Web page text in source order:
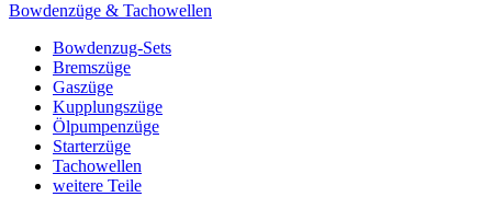
Bowdenzüge & Tachowellen
Bowdenzug-Sets
Bremszüge
Gaszüge
Kupplungszüge
Ölpumpenzüge
Starterzüge
Tachowellen
weitere Teile